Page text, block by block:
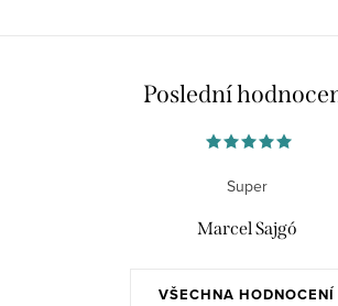
Poslední
VŠECHNA HODNOCENÍ
Super
Marcel Sajgó